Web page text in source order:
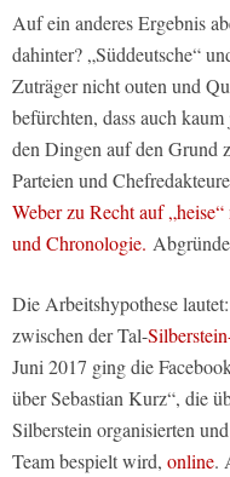
Auf ein anderes Ergebnis
dahinter? „Süddeutsche“
Zuträger nicht outen und
befürchten, dass auch
den Dingen auf den Grund
Parteien und
Weber zu Recht auf
und Chronologie.
Die Arbeitshypothese
zwischen der Tal-
Juni 2017 ging die
über Sebastian Kurz“, die
Silberstein organisierten
Team bespielt wird, online.